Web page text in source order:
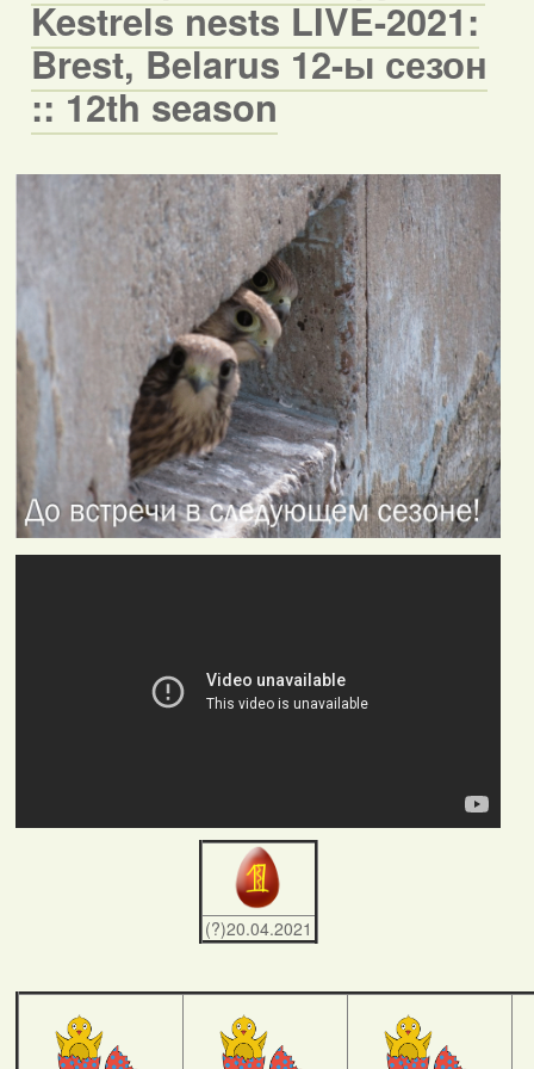
Kestrels nests LIVE-2021:
Brest, Belarus 12-ы сезон
:: 12th season
(?)20.04.2021